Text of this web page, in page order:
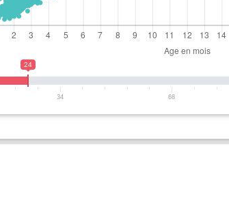
24
34 68